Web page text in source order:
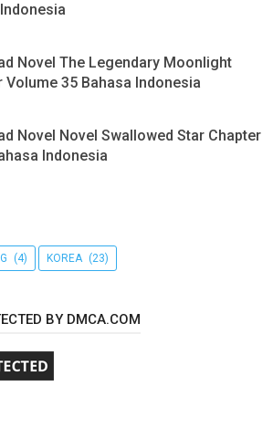
Novel The Legendary Moonlight
Volume 35 Bahasa Indonesia
Novel Novel Swallowed Star Chapter
Indonesia
(4) KOREA (23)
BY DMCA.COM